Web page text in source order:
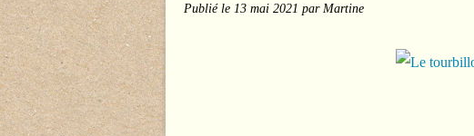
Publié le 13 mai 2021 par Martine